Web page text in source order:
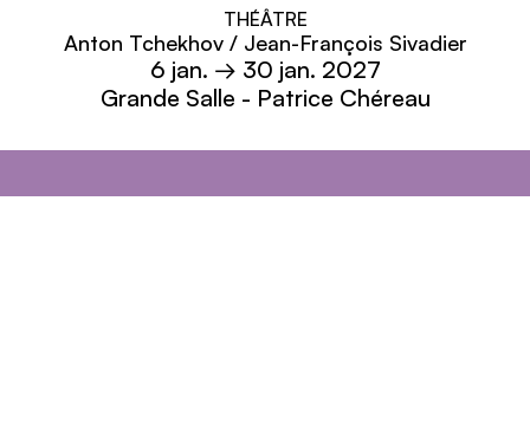
Ivanov THÉÂTRE
Anton Tchekhov / Jean-François Sivadier
6 jan. → 30 jan. 2027
Grande Salle - Patrice Chéreau